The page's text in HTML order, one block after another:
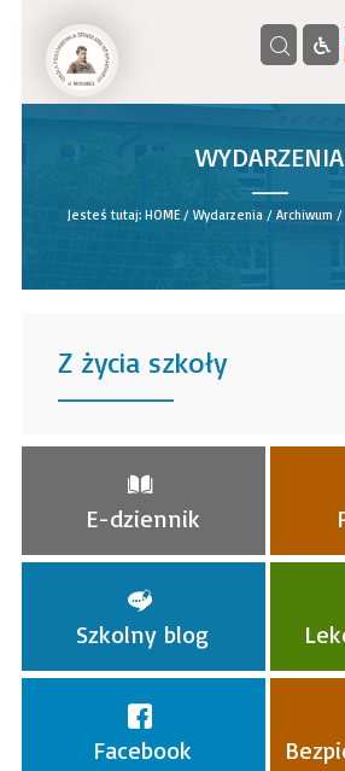
WYDARZENIA
__
Jesteś tutaj:HOME /Wydarzenia /Archiwum
Z życia szkoły
______
E-dziennik
Szkolny blog
Facebook